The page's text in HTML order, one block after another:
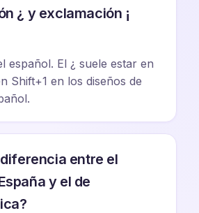
¿ y exclamación ¡
español. El ¿ suele estar en
Shift+1 en los diseños de
entre el
y el de